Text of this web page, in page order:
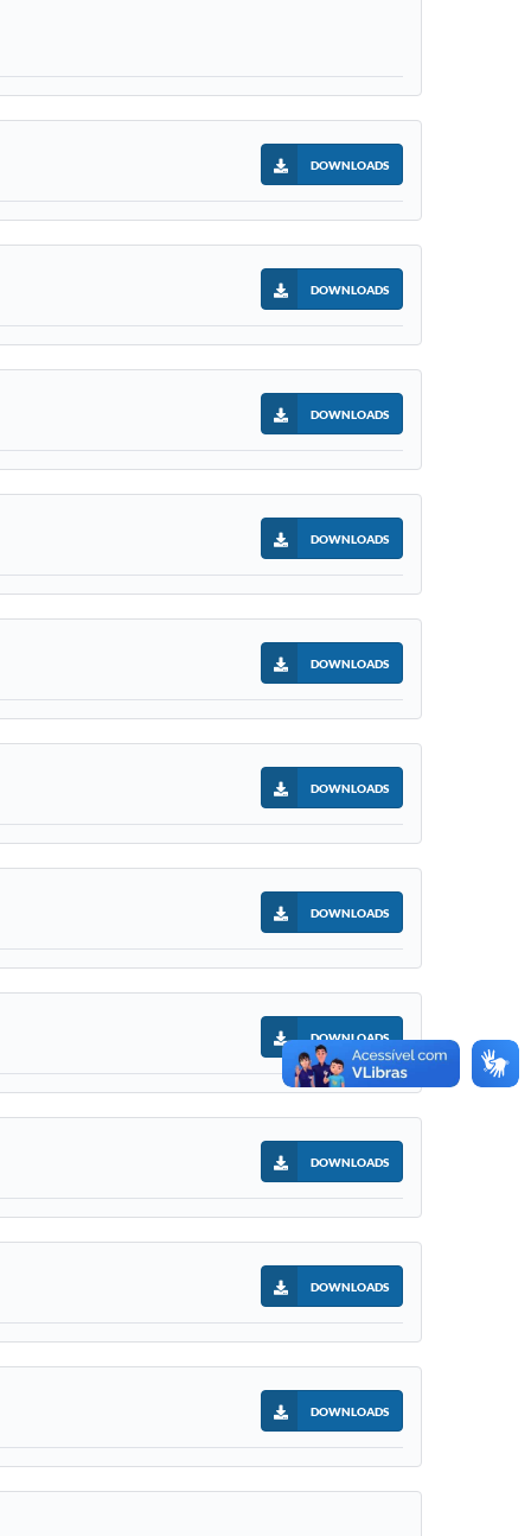
DOWNLOADS
DOWNLOADS
DOWNLOADS
DOWNLOADS
DOWNLOADS
DOWNLOADS
DOWNLOADS
DOWNLOADS
DOWNLOADS
DOWNLOADS
DOWNLOADS